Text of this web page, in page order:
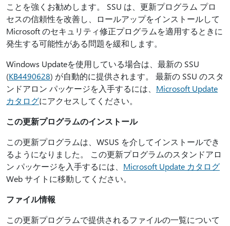
ことを強くお勧めします。 SSU は、更新プログラム プロ
セスの信頼性を改善し、ロールアップをインストールして
Microsoft のセキュリティ修正プログラムを適用するときに
発生する可能性がある問題を緩和します。
Windows Updateを使用している場合は、最新の SSU
(KB4490628) が自動的に提供されます。 最新の SSU のスタ
ンドアロン パッケージを入手するには、 Microsoft Update
カタログにアクセスしてください。
この更新プログラムのインストール
この更新プログラムは、WSUS を介してインストールでき
るようになりました。 この更新プログラムのスタンドアロ
ン パッケージを入手するには、 Microsoft Update カタログ
Web サイトに移動してください。
ファイル情報
この更新プログラムで提供されるファイルの一覧について